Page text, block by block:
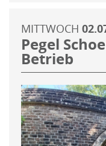
MITTWOCH
Pegel
Betrieb